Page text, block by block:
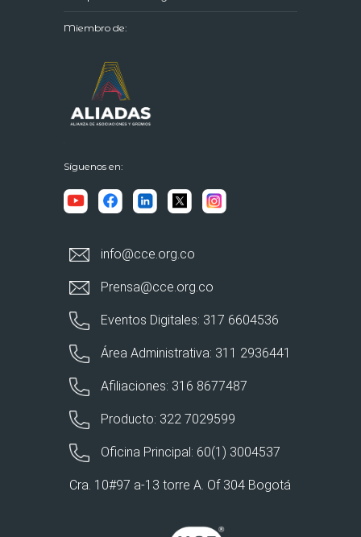
Miembro de:
Síguenos en:
info@cce.org.co
Prensa@cce.org.co
Eventos Digitales: 317 6604536
Área Administrativa: 311 2936441
Afiliaciones: 316 8677487
Producto: 322 7029599
Oficina Principal: 60(1) 3004537
Cra. 10#97 a-13 torre A. Of 304 Bogotá